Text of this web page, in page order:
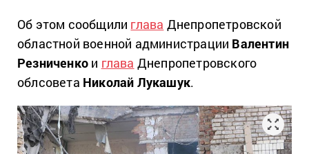
Об этом сообщили глава Днепропетровской
областной военной администрации Валентин
Резниченко и глава Днепропетровского
облсовета Николай Лукашук.